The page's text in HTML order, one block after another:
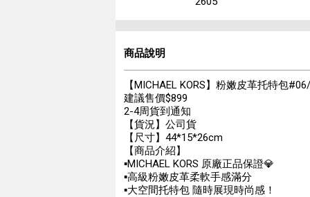
商品說明
【MICHAEL KORS】粉嫩皮革托特包
建議售價$899
2-4周貨到通知
【貨況】公司貨
【尺寸】44*15*26cm
【商品介紹】
▪️MICHAEL KORS 原廠正品保證💎
▪️高級粉嫩皮革柔軟手感滿分
▪️大空間托特包 隨時展現時尚感！